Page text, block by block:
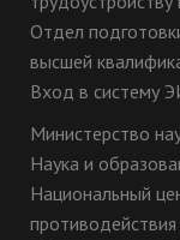
Отдел
высшей
Вход в систему
Министерство
Наука и
Национальный